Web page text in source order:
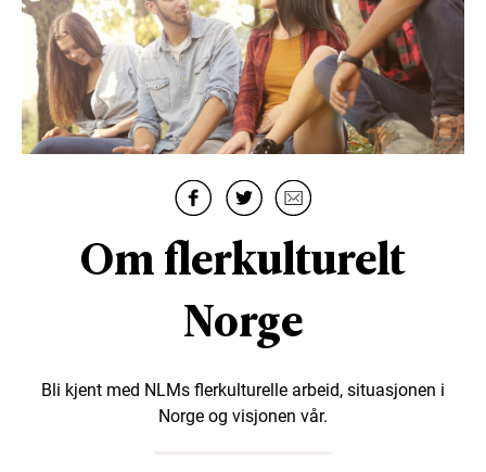
Om flerkulturelt
Norge
Bli kjent med NLMs flerkulturelle arbeid, situasjonen i
Norge og visjonen vår.